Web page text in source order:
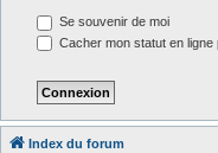
Se souvenir de moi
Cacher mon statut en
Index du forum